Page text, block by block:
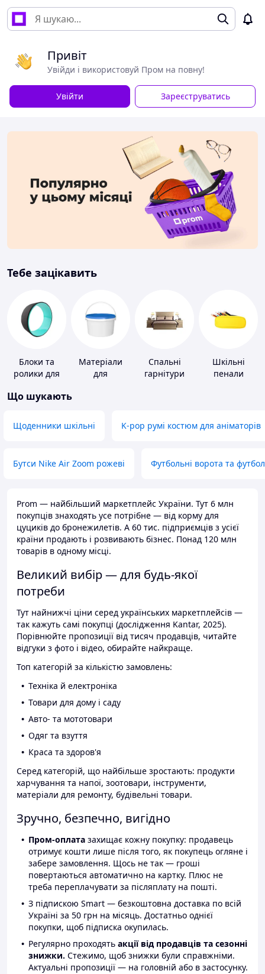
Привіт
Увійди і використовуй Пром на повну!
Увійти Зареєструватись
Тебе зацікавить
Блоки та
ролики для
Матеріали
для
Спальні
гарнітури
Шкільні
пенали
Що шукають
Щоденники шкільні K-pop румі костюм для аніматорів
Бутси Nike Air Zoom рожеві Футбольні ворота та
Prom — найбільший маркетплейс України. Тут 6 млн
покупців знаходять усе потрібне — від корму для
цуциків до бронежилетів. А 60 тис. підприємців з усієї
країни продають і розвивають бізнес. Понад 120 млн
товарів в одному місці.
Великий вибір — для будь-якої
потреби
Тут найнижчі ціни серед українських маркетплейсів —
так кажуть самі покупці (дослідження Kantar, 2025).
Порівнюйте пропозиції від тисяч продавців, читайте
відгуки з фото і відео, обирайте найкраще.
Топ категорій за кількістю замовлень:
Техніка й електроніка
Товари для дому і саду
Авто- та мототовари
Одяг та взуття
Краса та здоров'я
Серед категорій, що найбільше зростають: продукти
харчування та напої, зоотовари, інструменти,
матеріали для ремонту, будівельні товари.
Зручно, безпечно, вигідно
Пром-оплата захищає кожну покупку: продавець
отримує кошти лише після того, як покупець огляне і
забере замовлення. Щось не так — гроші
повертаються автоматично на картку. Плюс не
треба переплачувати за післяплату на пошті.
З підпискою Smart — безкоштовна доставка по всій
Україні за 50 грн на місяць. Достатньо однієї
покупки, щоб підписка окупилась.
Регулярно проходять акції від продавців та сезонні
знижки. Стежимо, щоб знижки були справжніми.
Актуальні пропозиції — на головній або в застосунку.